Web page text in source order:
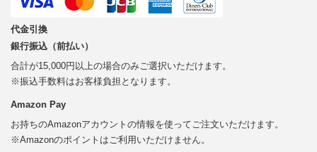
代金引換
銀行振込（前払い）
合計が15,000円以上の場合のみご選択いただけます。
※振込手数料はお客様負担となります。
Amazon Pay
お持ちのAmazonアカウントの情報を使ってご注文いただけます。
※Amazonのポイントはご利用いただけません。